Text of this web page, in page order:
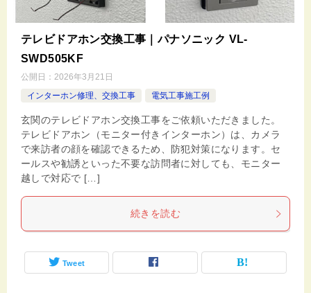
テレビドアホン交換工事｜パナソニック VL-
SWD505KF
公開日： 2026年3月21日
インターホン修理、交換工事
電気工事施工例
玄関のテレビドアホン交換工事をご依頼いただきました。
テレビドアホン（モニター付きインターホン）は、カメラ
で来訪者の顔を確認できるため、防犯対策になります。セ
ールスや勧誘といった不要な訪問者に対しても、モニター
越しで対応で […]
続きを読む
Tweet